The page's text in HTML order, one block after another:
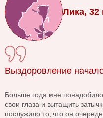
Лика, 32
Выздоровление
Больше года мне
свои глаза и вытащить
послужило то, что он